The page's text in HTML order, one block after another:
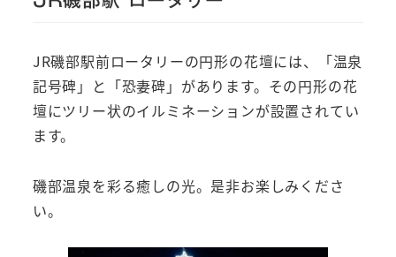
JR磯部駅前ロータリーの円形の花壇には、「温泉
記号碑」と「恐妻碑」があります。その円形の花
壇にツリー状のイルミネーションが設置されてい
ます。
磯部温泉を彩る癒しの光。是非お楽しみくださ
い。